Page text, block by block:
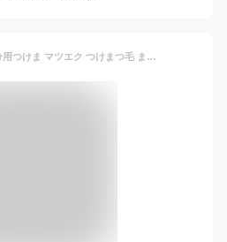
下まつげ マツエク 部分用つけま マツエク つけまつ毛 まつ毛エクステ Jカール 束タイプ マツエクセルフ ボリュームアップまつ毛 フレア アイラッシュ vラッシュ A型